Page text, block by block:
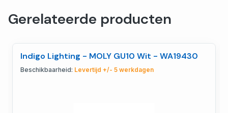
Gerelateerde producten
Indigo Lighting - MOLY GU10 Wit - WA19430
Beschikbaarheid: Levertijd +/- 5 werkdagen